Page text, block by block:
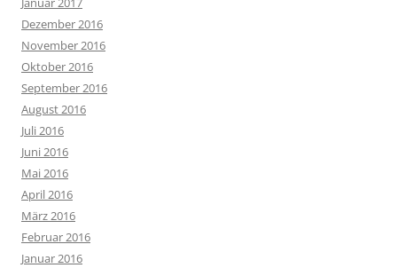
Dezember 2016
November 2016
Oktober 2016
September 2016
August 2016
Juli 2016
Juni 2016
Mai 2016
April 2016
März 2016
Februar 2016
Januar 2016